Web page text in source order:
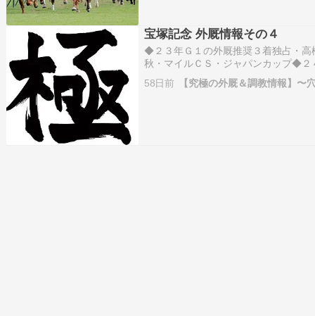
宝塚記念 外厩情報その４
◆２３年Ｇ１の外厩推奨３着独占・
秋・マイルＣＳ・ジャパンカップ◆２
オークス・マイルＣＳ◆２５年Ｇ１
アマイル・安田記念・朝日杯ＦＳ◆
58日前 【究極の外厩＆調教情報】〜